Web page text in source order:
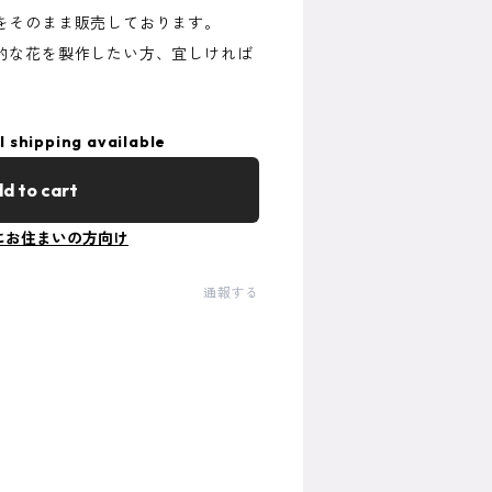
のまま販売しております。
な花を製作したい方、宜しければ
shipping available
to cart
お住まいの方向け
通報する